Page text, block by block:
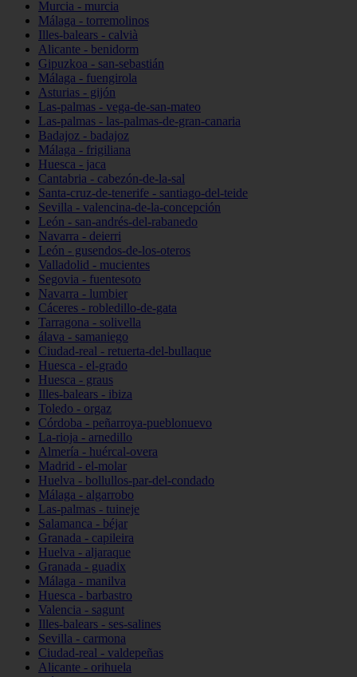
Murcia - murcia
Málaga - torremolinos
Illes-balears - calvià
Alicante - benidorm
Gipuzkoa - san-sebastián
Málaga - fuengirola
Asturias - gijón
Las-palmas - vega-de-san-mateo
Las-palmas - las-palmas-de-gran-canaria
Badajoz - badajoz
Málaga - frigiliana
Huesca - jaca
Cantabria - cabezón-de-la-sal
Santa-cruz-de-tenerife - santiago-del-teide
Sevilla - valencina-de-la-concepción
León - san-andrés-del-rabanedo
Navarra - deierri
León - gusendos-de-los-oteros
Valladolid - mucientes
Segovia - fuentesoto
Navarra - lumbier
Cáceres - robledillo-de-gata
Tarragona - solivella
álava - samaniego
Ciudad-real - retuerta-del-bullaque
Huesca - el-grado
Huesca - graus
Illes-balears - ibiza
Toledo - orgaz
Córdoba - peñarroya-pueblonuevo
La-rioja - arnedillo
Almería - huércal-overa
Madrid - el-molar
Huelva - bollullos-par-del-condado
Málaga - algarrobo
Las-palmas - tuineje
Salamanca - béjar
Granada - capileira
Huelva - aljaraque
Granada - guadix
Málaga - manilva
Huesca - barbastro
Valencia - sagunt
Illes-balears - ses-salines
Sevilla - carmona
Ciudad-real - valdepeñas
Alicante - orihuela